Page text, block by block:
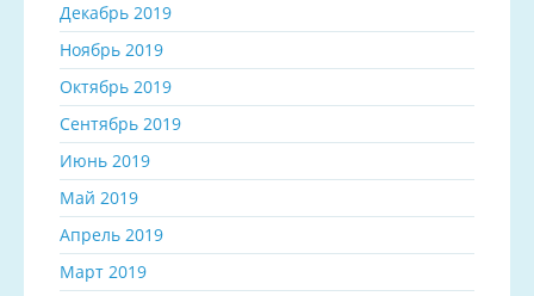
Декабрь 2019
Ноябрь 2019
Октябрь 2019
Сентябрь 2019
Июнь 2019
Май 2019
Апрель 2019
Март 2019